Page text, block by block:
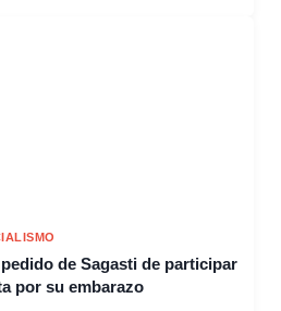
de Sagasti de participar
por su embarazo